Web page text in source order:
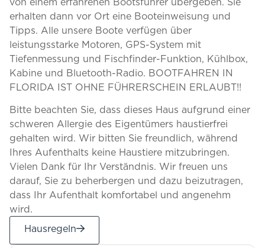
erhalten dann vor Ort eine Booteinweisung und
Tipps. Alle unsere Boote verfügen über
leistungsstarke Motoren, GPS-System mit
Tiefenmessung und Fischfinder-Funktion, Kühlbox,
Kabine und Bluetooth-Radio. BOOTFAHREN IN
FLORIDA IST OHNE FÜHRERSCHEIN ERLAUBT!!
Bitte beachten Sie, dass dieses Haus aufgrund einer
schweren Allergie des Eigentümers haustierfrei
gehalten wird. Wir bitten Sie freundlich, während
Ihres Aufenthalts keine Haustiere mitzubringen.
Vielen Dank für Ihr Verständnis. Wir freuen uns
darauf, Sie zu beherbergen und dazu beizutragen,
dass Ihr Aufenthalt komfortabel und angenehm
wird.
Hausregeln